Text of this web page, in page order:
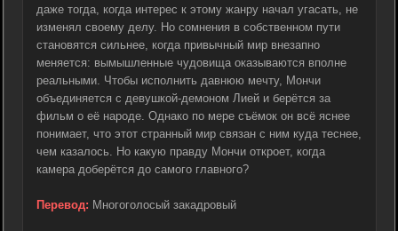
даже тогда, когда интерес к этому жанру начал угасать, не
изменял своему делу. Но сомнения в собственном пути
становятся сильнее, когда привычный мир внезапно
меняется: вымышленные чудовища оказываются вполне
реальными. Чтобы исполнить давнюю мечту, Мончи
объединяется с девушкой-демоном Лией и берётся за
фильм о её народе. Однако по мере съёмок он всё яснее
понимает, что этот странный мир связан с ним куда теснее,
чем казалось. Но какую правду Мончи откроет, когда
камера доберётся до самого главного?
Перевод: Многоголосый закадровый